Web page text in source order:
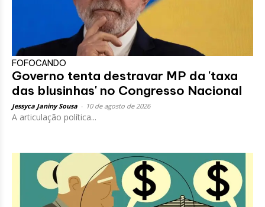
FOFOCANDO
Governo tenta destravar MP da 'taxa
das blusinhas' no Congresso Nacional
Jessyca Janiny Sousa 10 de agosto de 2026
A articulação política...